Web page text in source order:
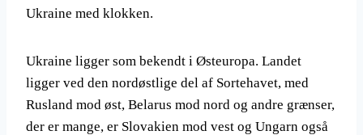
Ukraine med klokken.
Ukraine ligger som bekendt i Østeuropa. Landet
ligger ved den nordøstlige del af Sortehavet, med
Rusland mod øst, Belarus mod nord og andre grænser,
der er mange, er Slovakien mod vest og Ungarn også